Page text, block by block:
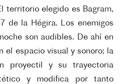
territorio elegido es Bagram,
de la Hégira. Los enemigos
son audibles. De ahí en
el espacio visual y sonoro; la
proyectil y su trayectoria
y modifica por tanto